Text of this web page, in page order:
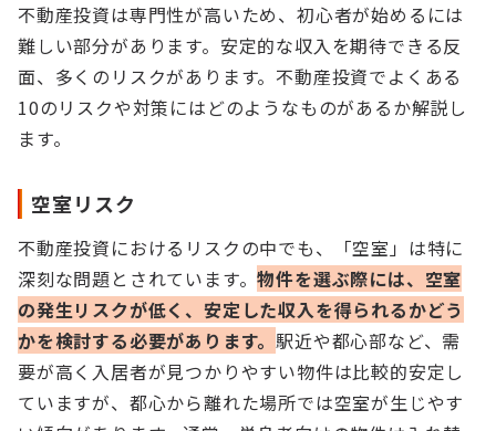
不動産投資は専門性が高いため、初心者が始めるには
難しい部分があります。安定的な収入を期待できる反
面、多くのリスクがあります。不動産投資でよくある
10のリスクや対策にはどのようなものがあるか解説し
ます。
空室リスク
不動産投資におけるリスクの中でも、「空室」は特に
深刻な問題とされています。物件を選ぶ際には、空室
の発生リスクが低く、安定した収入を得られるかどう
かを検討する必要があります。駅近や都心部など、需
要が高く入居者が見つかりやすい物件は比較的安定し
ていますが、都心から離れた場所では空室が生じやす